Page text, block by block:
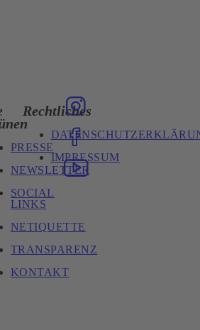
PRESSE
NEWSLETTER
SOCIAL
LINKS
NETIQUETTE
TRANSPARENZ
KONTAKT
Rechtliches
IMPRESSUM